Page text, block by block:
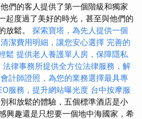
們的客人提供了第一個階級和獨家
起度過了美好的時光，甚至與他們的
放鬆。 探索寶塔，為先人提供一個
潔費用明細，讓您安心選擇 完善的
鬆 提供老人養護單人房，保障隱私
法律事務所提供全方位法律服務，解
計師證照，為您的業務選擇最具專
服務，提升網站曝光度 台中按摩服
和放鬆的體驗，五個標準酒店是小
興趣還是只想要一個地中海國家，希